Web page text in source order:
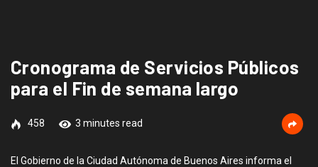
Cronograma de Servicios Públicos
para el Fin de semana largo
458 3 minutes read
El Gobierno de la Ciudad Autónoma de Buenos Aires informa el